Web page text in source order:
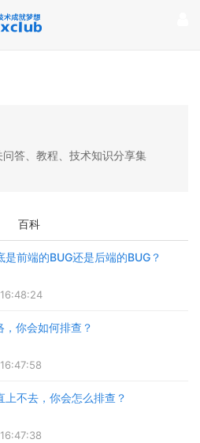
答、教程、技术知识分享集
百科
前端的BUG还是后端的BUG？
你会如何排查？
上不去，你会怎么排查？